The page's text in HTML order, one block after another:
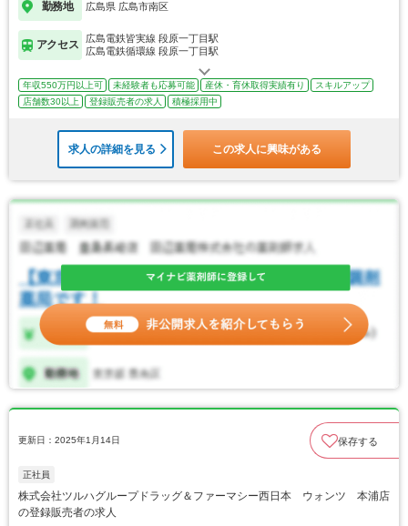
勤務地 広島県 広島市南区
アクセス
広島電鉄皆実線 段原一丁目駅
広島電鉄循環線 段原一丁目駅
年収550万円以上可 未経験者も応募可能 産休・育休取得実績有り
スキルアップ
店舗数30以上
登録販売者の求人 積極採用中
求人の詳細を見る この求人に興味がある
更新日：2025年1月14日 保存する
正社員
株式会社ツルハグループドラッグ＆ファーマシー西日本 ウォンツ 本浦店
の登録販売者の求人